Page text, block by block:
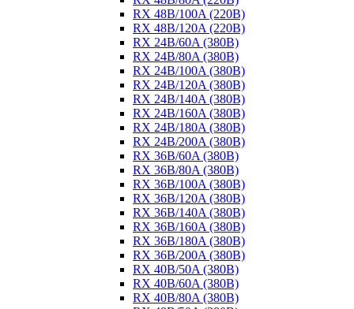
RX 48B/100A (220B)
RX 48B/120A (220B)
RX 24B/60A (380B)
RX 24B/80A (380B)
RX 24B/100A (380B)
RX 24B/120A (380B)
RX 24B/140A (380B)
RX 24B/160A (380B)
RX 24B/180A (380B)
RX 24B/200A (380B)
RX 36B/60A (380B)
RX 36B/80A (380B)
RX 36B/100A (380B)
RX 36B/120A (380B)
RX 36B/140A (380B)
RX 36B/160A (380B)
RX 36B/180A (380B)
RX 36B/200A (380B)
RX 40B/50A (380B)
RX 40B/60A (380B)
RX 40B/80A (380B)